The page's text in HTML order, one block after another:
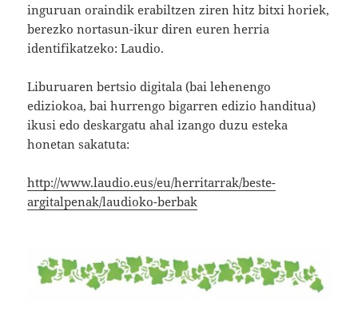
inguruan oraindik erabiltzen ziren hitz bitxi horiek,
berezko nortasun-ikur diren euren herria
identifikatzeko: Laudio.
Liburuaren bertsio digitala (bai lehenengo
ediziokoa, bai hurrengo bigarren edizio handitua)
ikusi edo deskargatu ahal izango duzu esteka
honetan sakatuta:
http://www.laudio.eus/eu/herritarrak/beste-
argitalpenak/laudioko-berbak